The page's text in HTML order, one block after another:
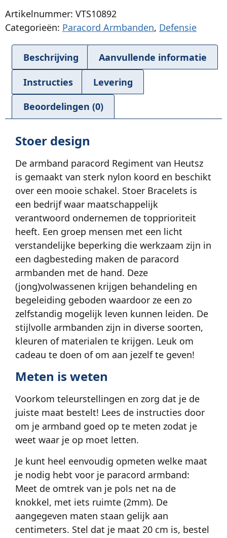
Artikelnummer: VTS10892
Categorieën: Paracord Armbanden, Defensie
Beschrijving Aanvullende informatie
Instructies Levering
Beoordelingen (0)
Stoer design
De armband paracord Regiment van Heutsz
is gemaakt van sterk nylon koord en beschikt
over een mooie schakel. Stoer Bracelets is
een bedrijf waar maatschappelijk
verantwoord ondernemen de topprioriteit
heeft. Een groep mensen met een licht
verstandelijke beperking die werkzaam zijn in
een dagbesteding maken de paracord
armbanden met de hand. Deze
(jong)volwassenen krijgen behandeling en
begeleiding geboden waardoor ze een zo
zelfstandig mogelijk leven kunnen leiden. De
stijlvolle armbanden zijn in diverse soorten,
kleuren of materialen te krijgen. Leuk om
cadeau te doen of om aan jezelf te geven!
Meten is weten
Voorkom teleurstellingen en zorg dat je de
juiste maat bestelt! Lees de instructies door
om je armband goed op te meten zodat je
weet waar je op moet letten.
Je kunt heel eenvoudig opmeten welke maat
je nodig hebt voor je paracord armband:
Meet de omtrek van je pols net na de
knokkel, met iets ruimte (2mm). De
aangegeven maten staan gelijk aan
centimeters. Stel dat je maat 20 cm is, bestel